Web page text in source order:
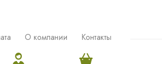
О компании Контакты